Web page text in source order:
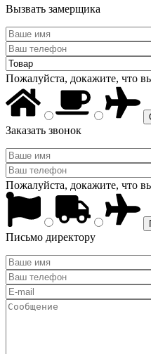
Вызвать замерщика
Пожалуйста, докажите, что
Заказать звонок
Пожалуйста, докажите, что
Письмо директору